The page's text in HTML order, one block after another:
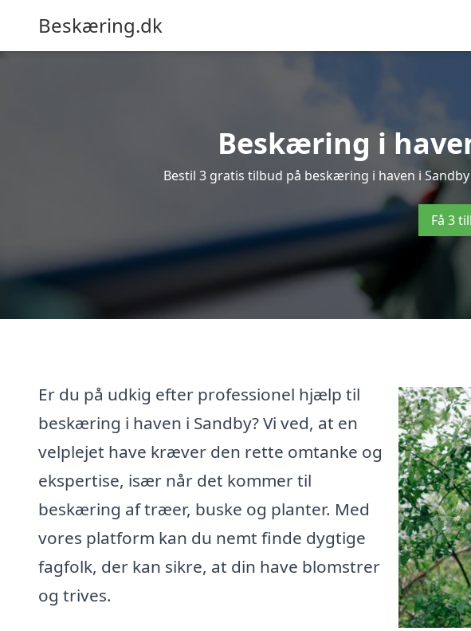
Beskæring.dk
Beskæring i
Bestil 3 gratis tilbud på beskæring i haven i
Få 3
Er du på udkig efter professionel hjælp til
beskæring i haven i Sandby? Vi ved, at en
velplejet have kræver den rette omtanke og
ekspertise, især når det kommer til
beskæring af træer, buske og planter. Med
vores platform kan du nemt finde dygtige
fagfolk, der kan sikre, at din have blomstrer
og trives.